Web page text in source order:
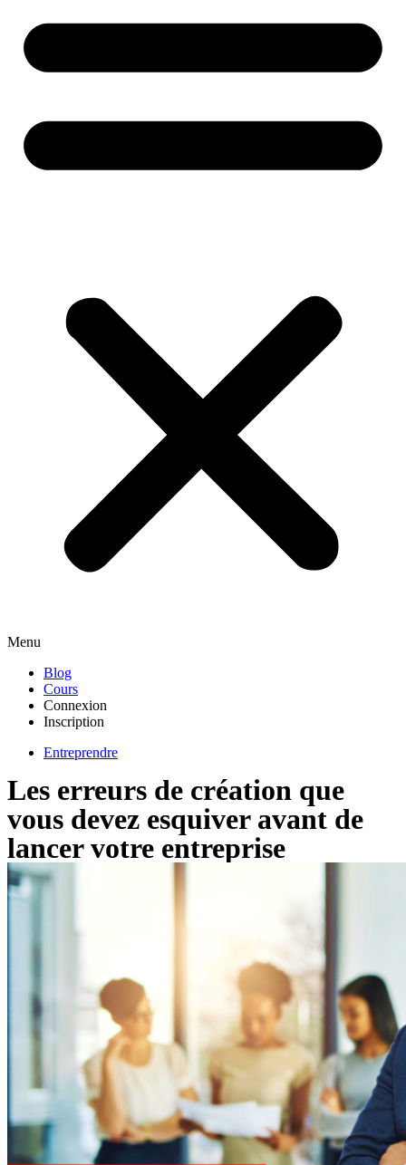
Menu
Blog
Cours
Connexion
Inscription
Entreprendre
Les erreurs de création que
vous devez esquiver avant de
lancer votre entreprise